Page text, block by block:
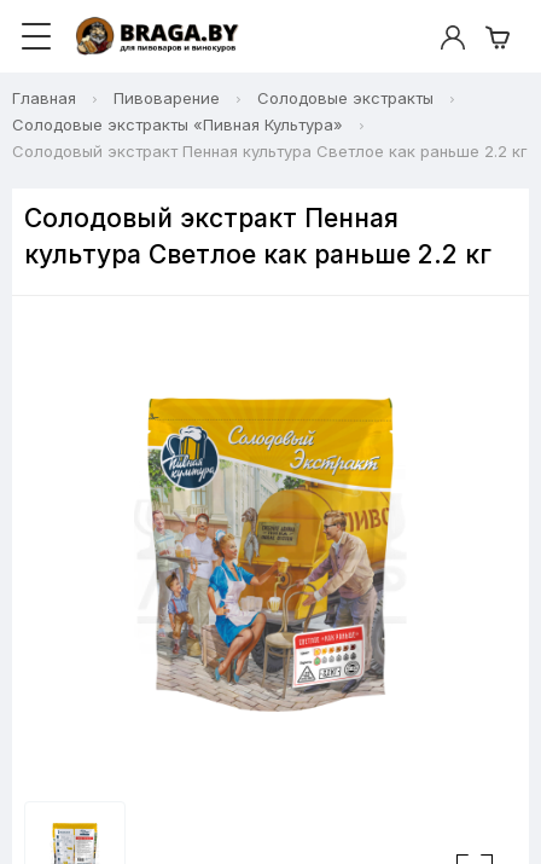
Главная Пивоварение
Солодовые экстракты
Солодовые экстракты «Пивная Культура»
Солодовый экстракт Пенная культура Светлое как раньше 2.2 кг
Солодовый экстракт Пенная
культура Светлое как раньше 2.2 кг